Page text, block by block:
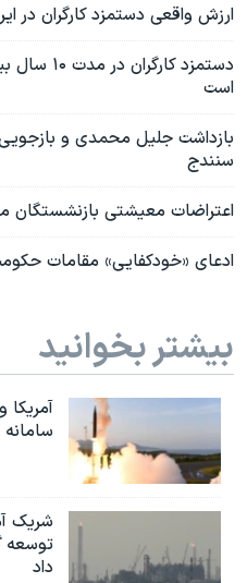
ارزش واقعی دستمزد کارگران در ایران: تنها ۸۶
است
بازداشت جلیل محمدی و بازجویی
سنندج
اعتراضات معیشتی بازنشستگان
ادعای «خودکفایی» مقامات
بیشتر بخوانید
شریک
توسعه
داد